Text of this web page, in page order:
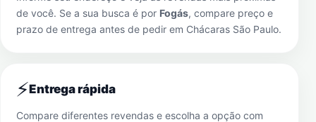
de você. Se a sua busca é por Fogás, compare preço e
prazo de entrega antes de pedir em Chácaras São Paulo.
⚡Entrega rápida
Compare diferentes revendas e escolha a opção com